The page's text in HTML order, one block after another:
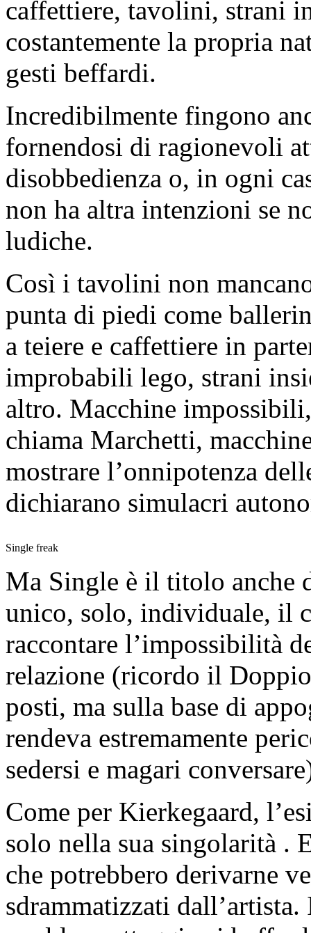
caffettiere, tavolini, strani
costantemente la propria
gesti beffardi.
Incredibilmente fingono
fornendosi di ragionevoli
disobbedienza o, in ogni
non ha altra intenzioni se
ludiche.
Così i tavolini non
punta di piedi come
a teiere e caffettiere in
improbabili lego, strani
altro. Macchine
chiama Marchetti,
mostrare l’onnipotenza
dichiarano simulacri
Single freak
Ma Single è il titolo anche
unico, solo, individuale, il
raccontare l’impossibilità
relazione (ricordo il
posti, ma sulla base di
rendeva estremamente
sedersi e magari
Come per Kierkegaard,
solo nella sua singolarità .
che potrebbero derivarne
sdrammatizzati